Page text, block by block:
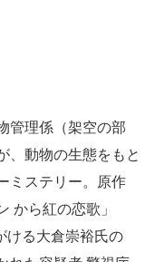
管理係（架空の部
、動物の生態をもと
ミステリー。原作
から紅の恋歌」
ける大倉崇裕氏の